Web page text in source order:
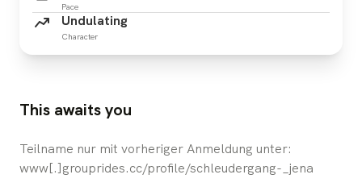
Pace
Undulating
Character
This awaits you
Teilname nur mit vorheriger Anmeldung unter:
www[.]grouprides.cc/profile/schleudergang-_jena